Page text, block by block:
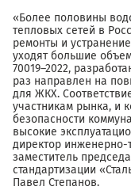
«Более половины
тепловых сетей в
ремонты и
уходят большие
70019–2022,
раз направлен на
для ЖКХ.
участникам рынка, и
безопасности
высокие
директор инженерно-
заместитель
стандартизации
Павел Степанов.